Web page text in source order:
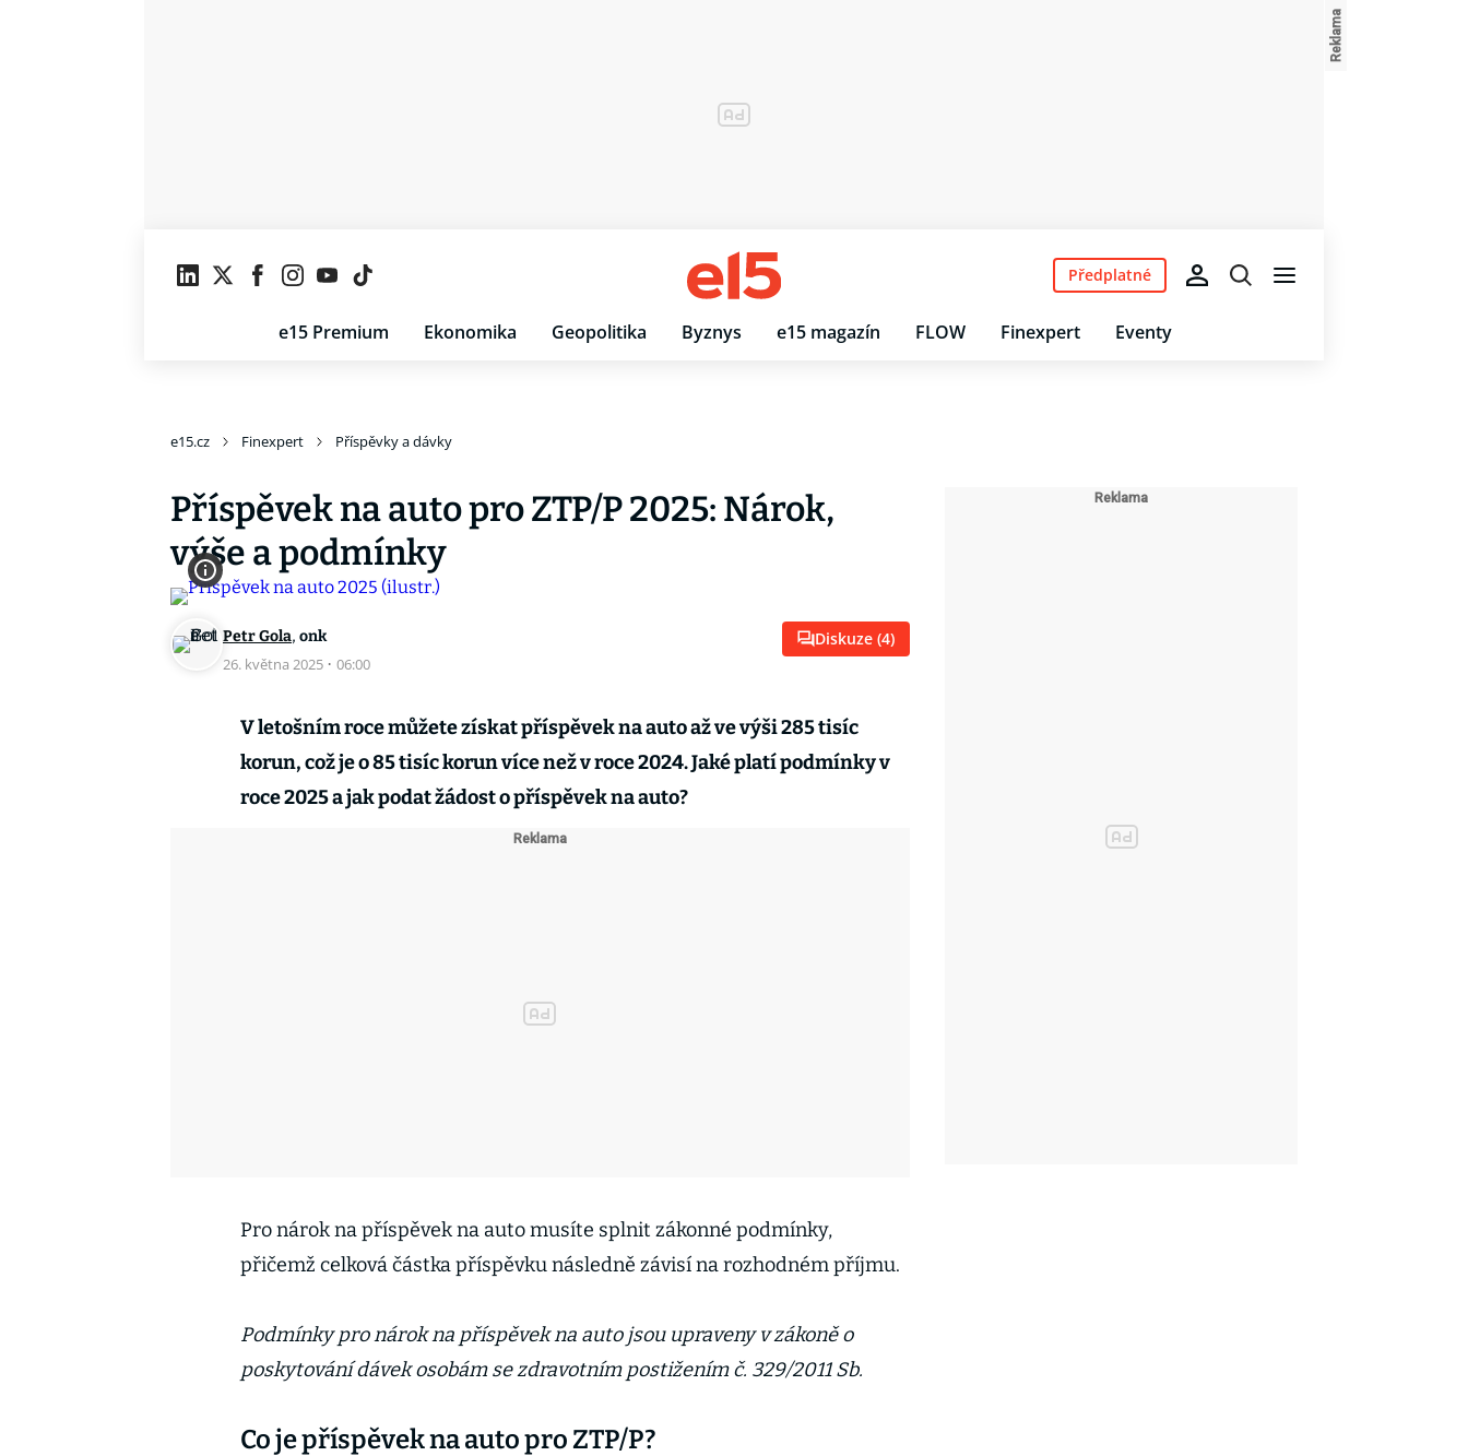
e15 Premium Ekonomika Geopolitika Byznys e15 magazín FLOW Finexpert Eventy
Předplatné
e15.cz Finexpert Příspěvky a dávky
Příspěvek na auto pro ZTP/P 2025: Nárok,
výše a podmínky
Petr Gola, onk
26. května 2025 · 06:00
Diskuze (4)
V letošním roce můžete získat příspěvek na auto až ve výši 285 tisíc
korun, což je o 85 tisíc korun více než v roce 2024. Jaké platí podmínky v
roce 2025 a jak podat žádost o příspěvek na auto?
Pro nárok na příspěvek na auto musíte splnit zákonné podmínky,
přičemž celková částka příspěvku následně závisí na rozhodném příjmu.
Podmínky pro nárok na příspěvek na auto jsou upraveny v zákoně o
poskytování dávek osobám se zdravotním postižením č. 329/2011 Sb.
Co je příspěvek na auto pro ZTP/P?